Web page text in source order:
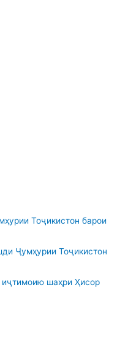
Тоҷикистон барои
Ҷумҳурии Тоҷикистон
шаҳри Ҳисор